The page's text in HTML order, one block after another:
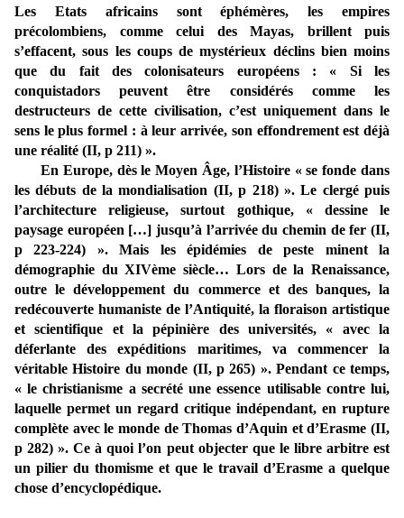
Les Etats africains sont éphémères, les empires
précolombiens, comme celui des Mayas, brillent puis
s’effacent, sous les coups de mystérieux déclins bien moins
que du fait des colonisateurs européens : « Si les
conquistadors peuvent être considérés comme les
destructeurs de cette civilisation, c’est uniquement dans le
sens le plus formel : à leur arrivée, son effondrement est déjà
une réalité (II, p 211) ».
En Europe, dès le Moyen Âge, l’Histoire « se fonde dans
les débuts de la mondialisation (II, p 218) ». Le clergé puis
l’architecture religieuse, surtout gothique, « dessine le
paysage européen […] jusqu’à l’arrivée du chemin de fer (II,
p 223-224) ». Mais les épidémies de peste minent la
démographie du XIVème siècle… Lors de la Renaissance,
outre le développement du commerce et des banques, la
redécouverte humaniste de l’Antiquité, la floraison artistique
et scientifique et la pépinière des universités, « avec la
déferlante des expéditions maritimes, va commencer la
véritable Histoire du monde (II, p 265) ». Pendant ce temps,
« le christianisme a secrété une essence utilisable contre lui,
laquelle permet un regard critique indépendant, en rupture
complète avec le monde de Thomas d’Aquin et d’Erasme (II,
p 282) ». Ce à quoi l’on peut objecter que le libre arbitre est
un pilier du thomisme et que le travail d’Erasme a quelque
chose d’encyclopédique.